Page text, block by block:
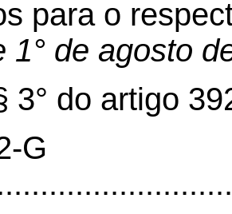
para o
1° de agosto
3° do artigo
G